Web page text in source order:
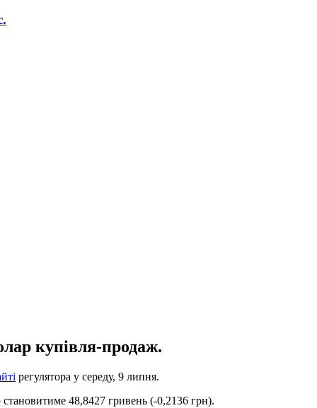
купівля-продаж.
регулятора у середу, 9 липня.
становитиме 48,8427 гривень (-0,2136 грн).